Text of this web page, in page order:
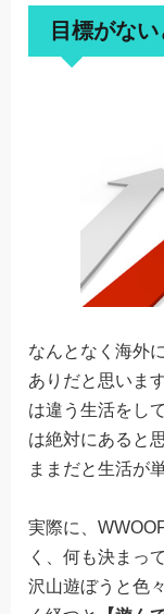
目標がな
なんとなく海外
ありだと思いま
は違う生活をし
は絶対にあると
ままだと生活が
実際に、
く、何も決まっ
沢山遊ぼうと色